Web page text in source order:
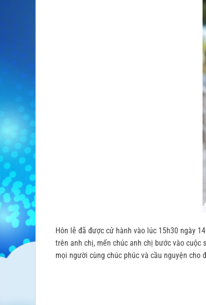
Hôn lễ đã được cử hành vào lúc 15h30 ngày
trên anh chị, mến chúc anh chị bước vào cuộc
mọi người cùng chúc phúc và cầu nguyện cho